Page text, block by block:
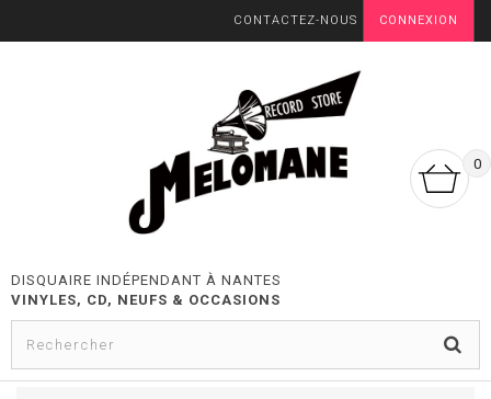
CONNEXION
CONTACTEZ-NOUS
0
DISQUAIRE INDÉPENDANT À NANTES
VINYLES, CD, NEUFS & OCCASIONS